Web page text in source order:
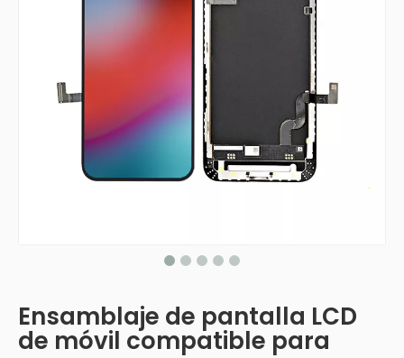
Ensamblaje de pantalla LCD
de móvil compatible para